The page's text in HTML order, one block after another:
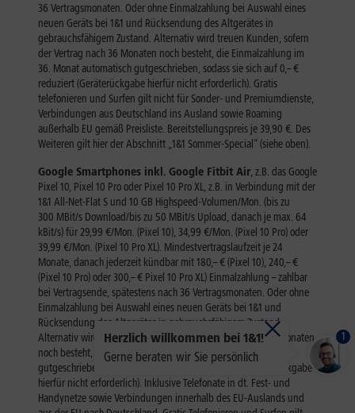
1
Herzlich willkommen bei 1&1!
Gerne beraten wir Sie persönlich